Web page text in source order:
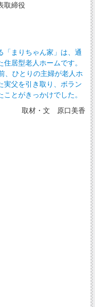
取締役
「まりちゃん家」は、通
居型老人ホームです。
、ひとりの主婦が老人ホ
実父を引き取り、ボラン
とがきっかけでした。
取材・文 原口美香